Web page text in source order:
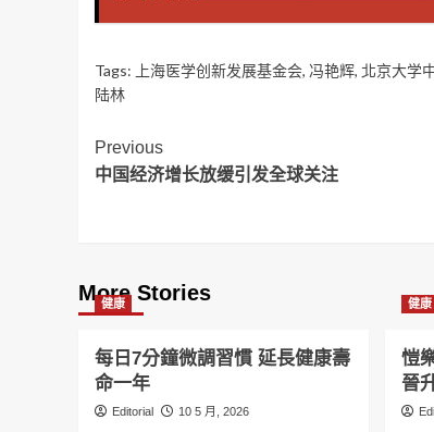
Tags: 上海医学创新发展基金会, 冯艳辉, 北京大学
陆林
Post
Navigation
Previous
中国经济增长放缓引发全球关注
More Stories
健康
每日7分鐘微調習慣 延長健康壽
命一年
Editorial 10 5 月, 2026
健康
愷
晉